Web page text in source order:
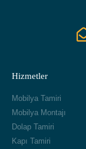
Hizmetler
Mobilya Tamiri
Mobilya Montajı
Dolap Tamiri
Kapı Tamiri